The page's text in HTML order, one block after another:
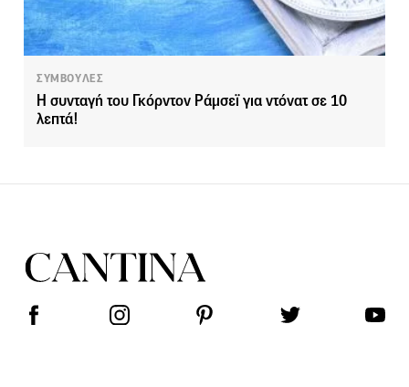
ΣΥΜΒΟΥΛΕΣ
H συνταγή του Γκόρντον Ράμσεϊ για ντόνατ σε 10
λεπτά!